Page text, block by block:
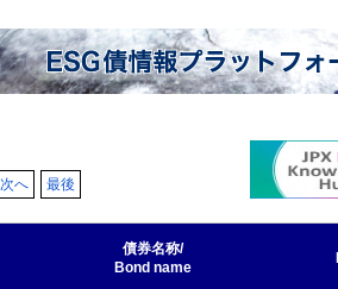
次へ 最後
債券名称/
Bond name